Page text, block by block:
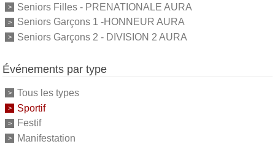
Seniors Filles - PRENATIONALE AURA
Seniors Garçons 1 -HONNEUR AURA
Seniors Garçons 2 - DIVISION 2 AURA
Événements par type
Tous les types
Sportif
Festif
Manifestation